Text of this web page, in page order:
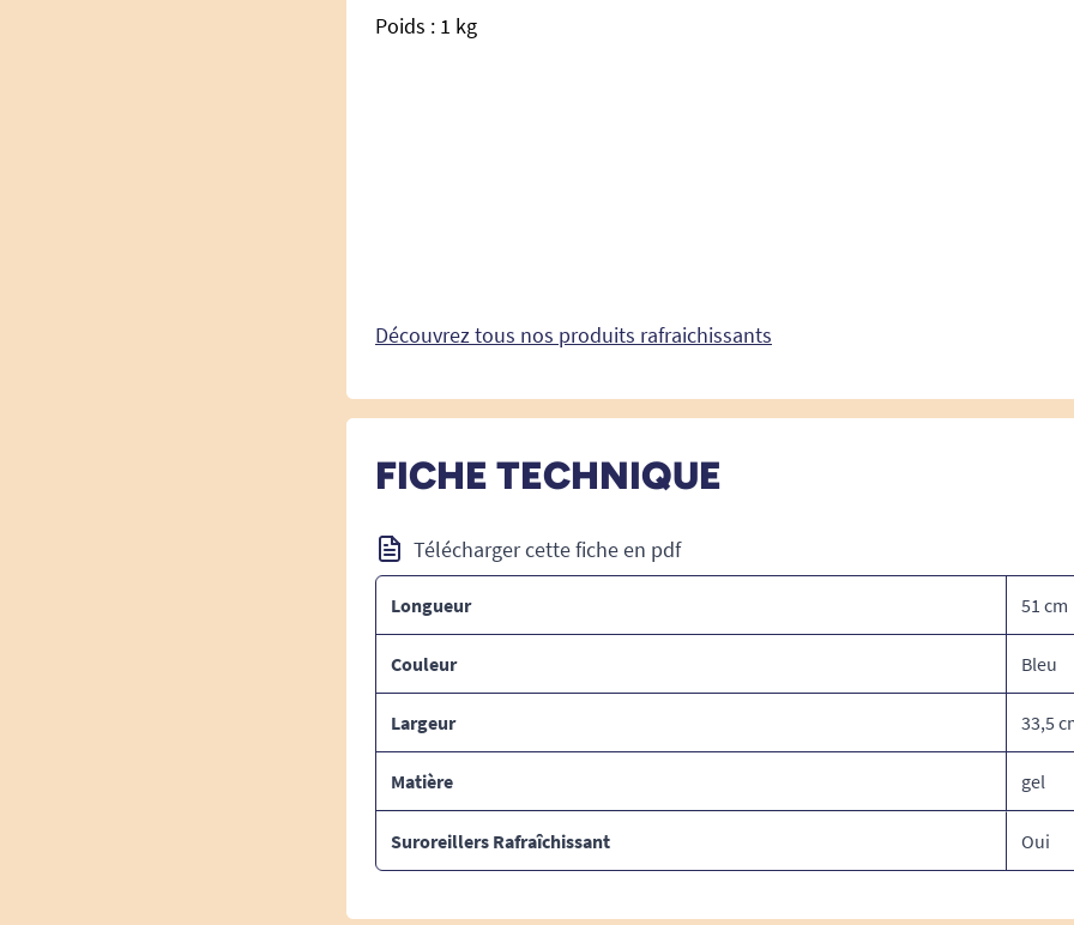
Poids : 1 kg
Découvrez tous nos produits rafraichissants
FICHE TECHNIQUE
Télécharger cette fiche en pdf
Longueur 51 cm
Couleur Bleu
Largeur 33,5
Matière gel
Suroreillers Rafraîchissant Oui